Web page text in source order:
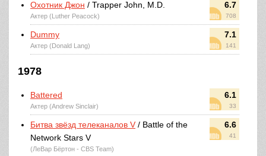
6.7
708
Охотник Джон / Trapper John, M.D.
Актер (Luther Peacock)
7.1
141
Dummy
Актер (Donald Lang)
1978
6.1
33
Battered
Актер (Andrew Sinclair)
6.6
41
Битва звёзд телеканалов V / Battle of the
Network Stars V
(ЛеВар Бёртон - CBS Team)